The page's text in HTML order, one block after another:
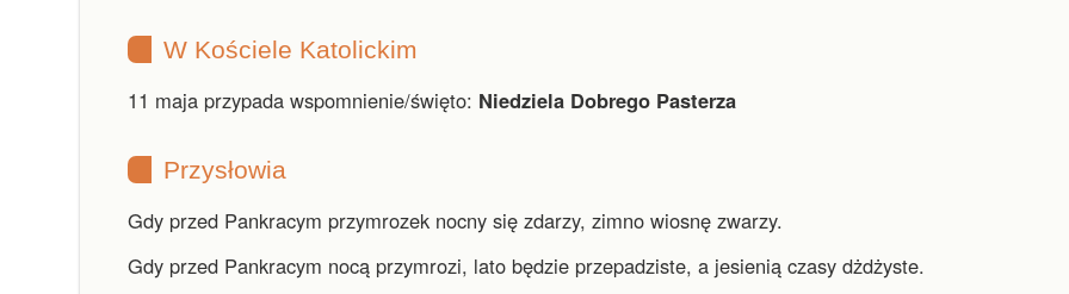
W Kościele Katolickim
11 maja przypada wspomnienie/święto: Niedziela Dobrego Pasterza
Przysłowia
Gdy przed Pankracym przymrozek nocny się zdarzy, zimno wiosnę zwarzy.
Gdy przed Pankracym nocą przymrozi, lato będzie przepadziste, a jesienią czasy dżdżyste.